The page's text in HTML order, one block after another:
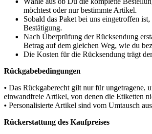
möchtest oder nur bestimmte Artikel.
Sobald das Paket bei uns eingetroffen
Bestätigung.
Nach Überprüfung der Rücksendung
Betrag auf dem gleichen Weg, wie du
Die Kosten für die Rücksendung trägt
Rückgabebedingungen
• Das Rückgaberecht gilt nur für ungetragene,
einwandfreie Artikel, von denen die Etiketten
• Personalisierte Artikel sind vom Umtausch
Rückerstattung des Kaufpreises